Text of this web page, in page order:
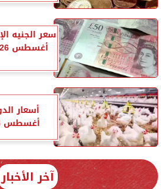
أغسطس 2026.. بكام النهاردة؟
آخر الأخبار